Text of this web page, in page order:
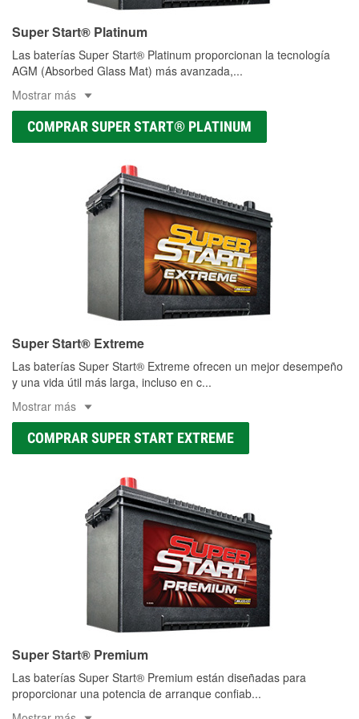
Super Start® Platinum
Las baterías Super Start® Platinum proporcionan la tecnología
AGM (Absorbed Glass Mat) más avanzada,...
Mostrar más
COMPRAR SUPER START® PLATINUM
Super Start® Extreme
Las baterías Super Start® Extreme ofrecen un mejor desempeño
y una vida útil más larga, incluso en c...
Mostrar más
COMPRAR SUPER START EXTREME
Super Start® Premium
Las baterías Super Start® Premium están diseñadas para
proporcionar una potencia de arranque confiab...